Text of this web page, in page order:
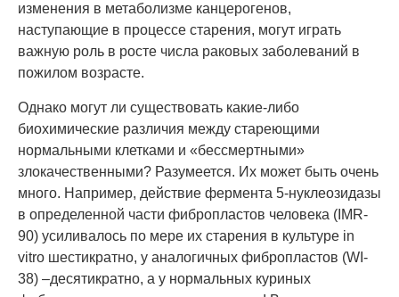
изменения в метаболизме канцерогенов,
наступающие в процессе старения, могут играть
важную роль в росте числа раковых заболеваний в
пожилом возрасте.
Однако могут ли существовать какие-либо
биохимические различия между стареющими
нормальными клетками и «бессмертными»
злокачественными? Разумеется. Их может быть очень
много. Например, действие фермента 5-нуклеозидазы
в определенной части фибропластов человека (IMR-
90) усиливалось по мере их старения в культуре in
vitro шестикратно, у аналогичных фибропластов (WI-
38) –десятикратно, а у нормальных куриных